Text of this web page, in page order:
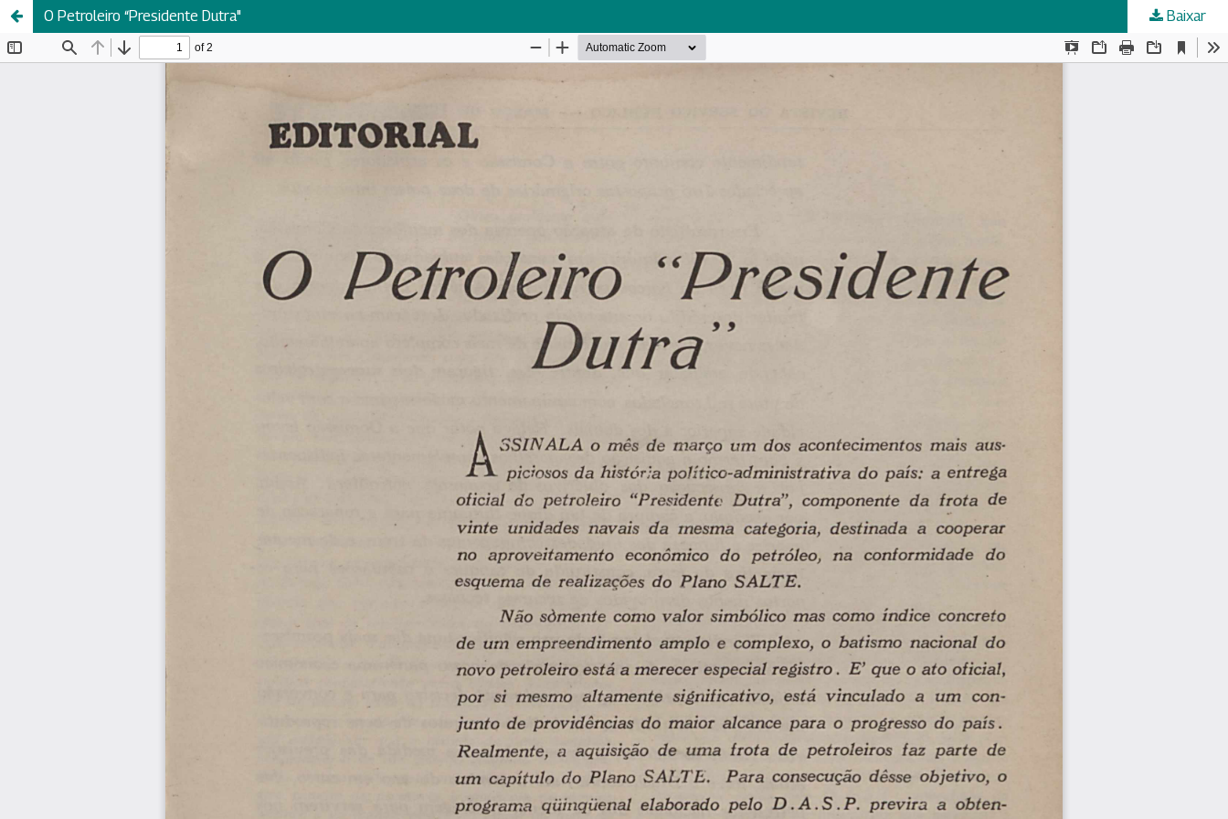
O Petroleiro “Presidente Dutra" Baixar